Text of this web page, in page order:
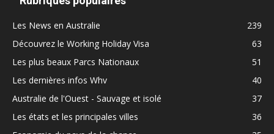
Les News en Australie
239
Découvrez le Working Holiday Visa
63
Les plus beaux Parcs Nationaux
51
Les dernières infos Whv
40
Australie de l'Ouest - Sauvage et isolé
37
Les états et les principales villes
36